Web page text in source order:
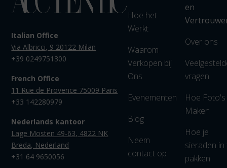
Italian Office
Via Albricci, 9 20122 Milan
+39 0249751300
French Office
11 Rue de Provence 75009 Paris
+33 142280979
Nederlands kantoor
Lage Mosten 49-63, 4822 NK
Breda, Nederland
+31 64 9650056
Hoe het
Werkt
Waarom
Verkopen bij
Ons
Evenementen
Blog
Neem
contact op
en
Over ons
vragen
Hoe
Maken
Hoe je
sieraden in
pakken